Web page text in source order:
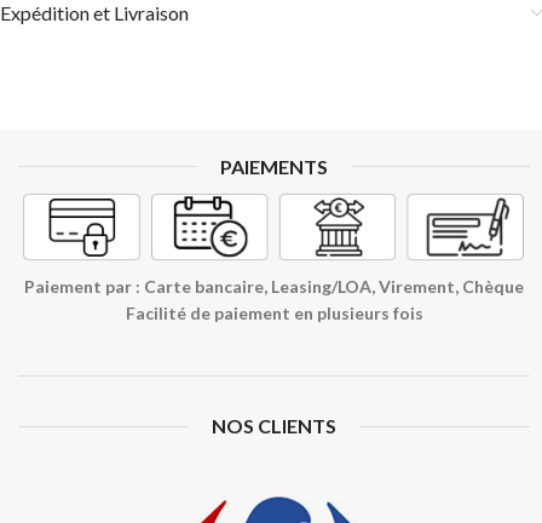
Expédition et Livraison
PAIEMENTS
Paiement par : Carte bancaire, Leasing/LOA, Virement, Chèque
Facilité de paiement en plusieurs fois
NOS CLIENTS